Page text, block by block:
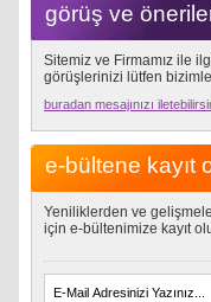
görüş ve
Sitemiz ve Firmamız ile
görüşlerinizi lütfen
buradan mesajınızı
e-bültene kayıt
Yeniliklerden ve
için e-bültenimize kayıt